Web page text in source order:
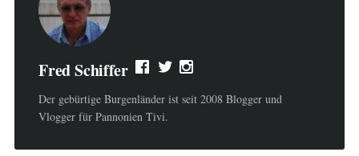
Fred Schiffer
Der gebürtige Burgenländer ist seit 2008 Blogger und
Vlogger für Pannonien Tivi.